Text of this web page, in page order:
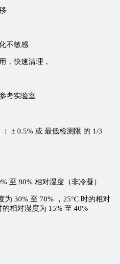
不敏感
，快速清理，
考实验室
± 0.5% 或 最低检测限 的 1/3
至 90% 相对湿度（非冷凝）
为 30% 至 70% ，25°C 时的相对
相对湿度为 15% 至 40%